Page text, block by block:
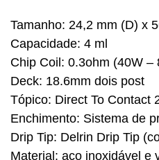
Tamanho: 24,2 mm (D) x
Capacidade: 4 ml
Chip Coil: 0.3ohm (40W –
Deck: 18.6mm dois post
Tópico: Direct To Contact
Enchimento: Sistema de
Drip Tip: Delrin Drip Tip
Material: aço inoxidável e